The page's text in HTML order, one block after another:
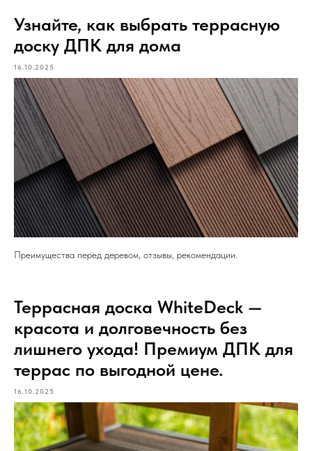
Узнайте, как выбрать террасную
доску ДПК для дома
16.10.2025
Преимущества перед деревом, отзывы, рекомендации.
Террасная доска WhiteDeck —
красота и долговечность без
лишнего ухода! Премиум ДПК для
террас по выгодной цене.
16.10.2025